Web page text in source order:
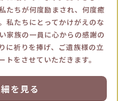
たちが何度励まされ、何度癒
私たちにとってかけがえのな
家族の一員に心からの感謝の
に祈りを捧げ、ご遺族様の立
トをさせていただきます。
を見る